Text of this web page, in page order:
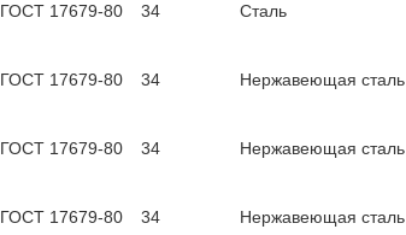
ГОСТ 17679-80 34 Сталь
ГОСТ 17679-80 34 Нержавеющая сталь
ГОСТ 17679-80 34 Нержавеющая сталь
ГОСТ 17679-80 34 Нержавеющая сталь